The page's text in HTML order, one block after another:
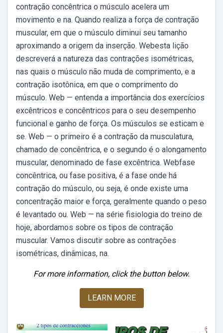
contração concêntrica o músculo acelera um
movimento e na. Quando realiza a força de contração
muscular, em que o músculo diminui seu tamanho
aproximando a origem da inserção. Webesta lição
descreverá a natureza das contrações isométricas,
nas quais o músculo não muda de comprimento, e a
contração isotônica, em que o comprimento do
músculo. Web — entenda a importância dos exercícios
excêntricos e concêntricos para o seu desempenho
funcional e ganho de força. Os músculos se esticam e
se. Web — o primeiro é a contração da musculatura,
chamado de concêntrica, e o segundo é o alongamento
muscular, denominado de fase excêntrica. Webfase
concêntrica, ou fase positiva, é a fase onde há
contração do músculo, ou seja, é onde existe uma
concentração maior e força, geralmente quando o peso
é levantado ou. Web — na série fisiologia do treino de
hoje, abordamos sobre os tipos de contração
muscular. Vamos discutir sobre as contrações
isométricas, dinâmicas, na.
For more information, click the button below.
LEARN MORE